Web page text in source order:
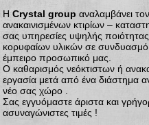
ΗCrystal group αναλαμβάνει
ανακαινισμένων κτιρίων –
σας υπηρεσίες υψηλής
κορυφαίων υλικών σε
έμπειρο προσωπικό μας.
Ο καθαρισμός νεόκτιστων ή
εργασία μετά από ένα διάστημα
νέο σας χώρο .
Σας εγγυόμαστε άριστα και
ασυναγώνιστες τιμές !